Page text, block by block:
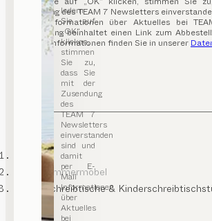
Indem
Sie auf
„OK“
klicken,
stimmen
Sie zu,
dass Sie
mit der
Zusendung
des
TEAM 7
Newsletters
einverstanden
sind und
damit
per E-
Mail
Informationen
über
Aktuelles
bei
Zusendung des TEAM 7 Newsletters
E-Mail Informationen über Aktuelles bei
Aussendung beinhaltet einen Link zum
Weitere Informationen finden Sie in unserer
TEAM 7
Kinderzimmermöbel
Kinderschreibtische &